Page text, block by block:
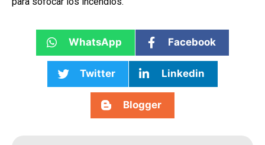
WhatsApp Facebook
Twitter Linkedin
Blogger